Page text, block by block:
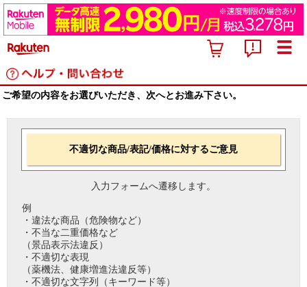
ご希望の内容をお選びいただき、次へとお進み下さい。
不適切な商品/表記/価格に対するご意見
入力フォームへ遷移します。
例
・違法な商品（危険物など）
・不当な二重価格など
（景品表示法違反）
・不適切な表現
（薬機法、健康増進法違反等）
・不適切な文字列（キーワード等）